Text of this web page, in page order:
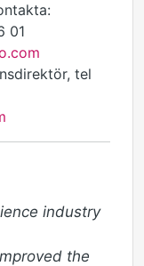
01
tel
industry
the